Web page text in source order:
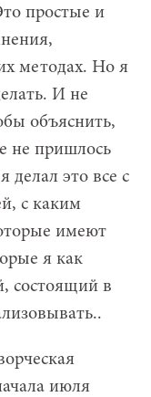
простые и
методах. Но я
И не
объяснить,
не пришлось
делал это все с
с каким
имеют
я как
состоящий в
июля